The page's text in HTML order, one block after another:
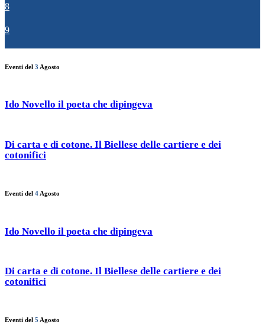
8
9
Eventi del 3 Agosto
Ido Novello il poeta che dipingeva
Di carta e di cotone. Il Biellese delle cartiere e dei
cotonifici
Eventi del 4 Agosto
Ido Novello il poeta che dipingeva
Di carta e di cotone. Il Biellese delle cartiere e dei
cotonifici
Eventi del 5 Agosto